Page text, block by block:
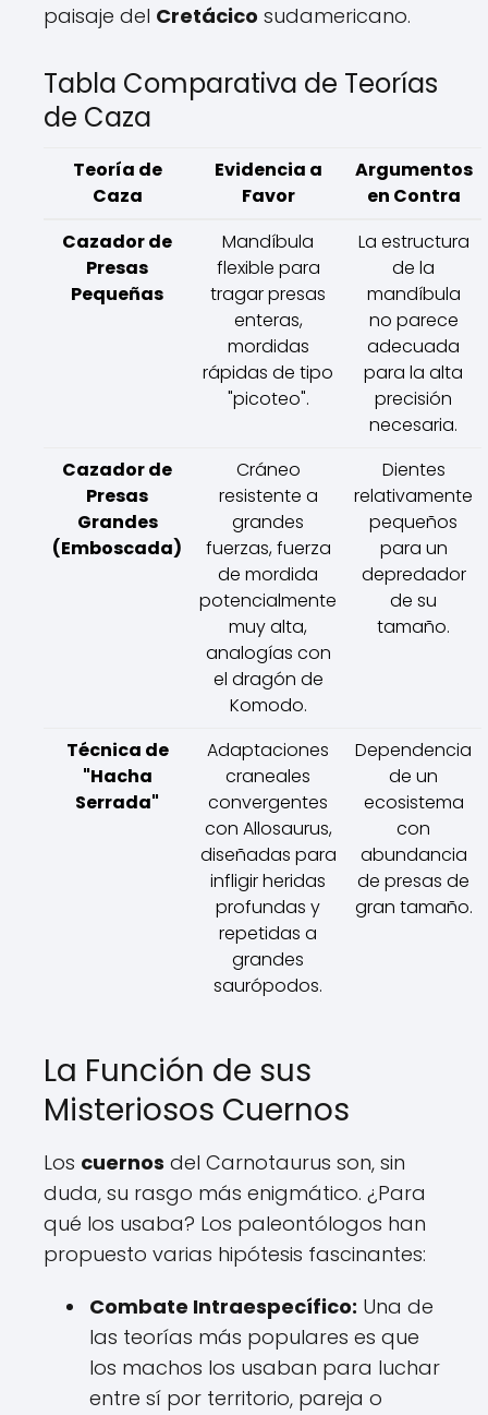
paisaje del Cretácico sudamericano.
Tabla Comparativa de Teorías
de Caza
Teoría de
Caza
Evidencia a
Favor
Argumentos
en Contra
Cazador de
Presas
Pequeñas
Mandíbula
flexible para
tragar presas
enteras,
mordidas
rápidas de tipo
"picoteo".
La estructura
de la
mandíbula
no parece
adecuada
para la alta
precisión
necesaria.
Cazador de
Presas
Grandes
(Emboscada)
Cráneo
resistente a
grandes
fuerzas, fuerza
de mordida
potencialmente
muy alta,
analogías con
el dragón de
Komodo.
Dientes
relativamente
pequeños
para un
depredador
de su
tamaño.
Técnica de
"Hacha
Serrada"
Adaptaciones
craneales
convergentes
con Allosaurus,
diseñadas para
infligir heridas
profundas y
repetidas a
grandes
saurópodos.
Dependencia
de un
ecosistema
con
abundancia
de presas de
gran tamaño.
La Función de sus
Misteriosos Cuernos
Los cuernos del Carnotaurus son, sin
duda, su rasgo más enigmático. ¿Para
qué los usaba? Los paleontólogos han
propuesto varias hipótesis fascinantes:
Combate Intraespecífico: Una de
las teorías más populares es que
los machos los usaban para luchar
entre sí por territorio, pareja o